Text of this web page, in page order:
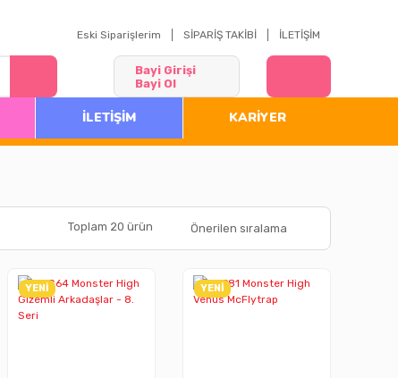
Eski Siparişlerim SİPARİŞ TAKİBİ İLETİŞİM
Bayi Girişi
Bayi Ol
İLETİŞİM KARİYER
Toplam 20 ürün
YENİ YENİ